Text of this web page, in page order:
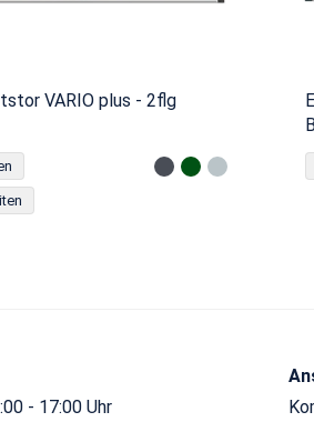
VARIO plus - 2flg
- 17:00 Uhr